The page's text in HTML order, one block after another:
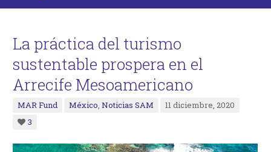
La práctica del turismo
sustentable prospera en el
Arrecife Mesoamericano
MAR Fund México,Noticias SAM
11 diciembre, 2020
3